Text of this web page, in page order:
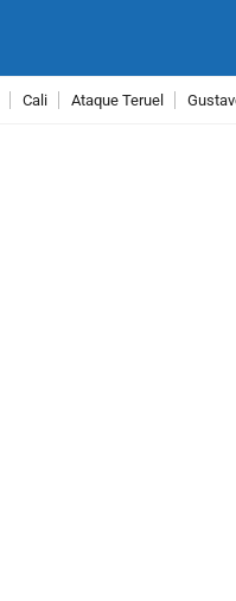
Cali Ataque Teruel